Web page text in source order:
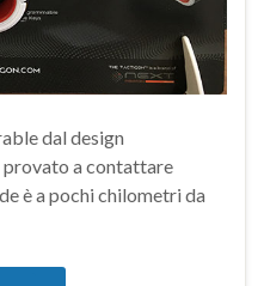
dal design
a contattare
è a pochi chilometri da